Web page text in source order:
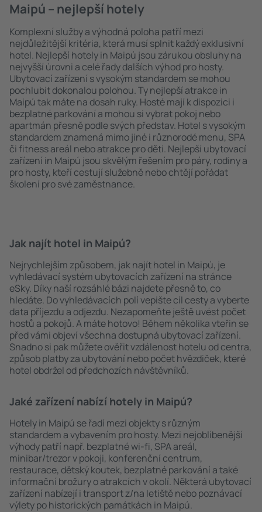
Maipú – nejlepší hotely
Komplexní služby a výhodná poloha patří mezi
nejdůležitější kritéria, která musí splnit každý exklusivní
hotel. Nejlepší hotely in Maipú jsou zárukou obsluhy na
nejvyšší úrovni a celé řady dalších výhod pro hosty.
Ubytovací zařízení s vysokým standardem se mohou
pochlubit dokonalou polohou. Ty nejlepší atrakce in
Maipú tak máte na dosah ruky. Hosté mají k dispozici i
bezplatné parkování a mohou si vybrat pokoj nebo
apartmán přesně podle svých představ. Hotel s vysokým
standardem znamená mimo jiné i různorodé menu, SPA
či fitness areál nebo atrakce pro děti. Nejlepší ubytovací
zařízení in Maipú jsou skvělým řešením pro páry, rodiny a
pro hosty, kteří cestují služebně nebo chtějí pořádat
školení pro své zaměstnance.
Jak najít hotel in Maipú?
Nejrychlejším způsobem, jak najít hotel in Maipú, je
vyhledávací systém ubytovacích zařízení na stránce
eSky. Díky naší rozsáhlé bázi najdete přesně to, co
hledáte. Do vyhledávacích polí vepište cíl cesty a vyberte
data příjezdu a odjezdu. Nezapomeňte ještě uvést počet
hostů a pokojů. A máte hotovo! Během několika vteřin se
před vámi objeví všechna dostupná ubytovací zařízení.
Snadno si pak můžete ověřit vzdálenost hotelu od centra,
způsob platby za ubytování nebo počet hvězdiček, které
hotel obdržel od předchozích návštěvníků.
Jaké zařízení nabízí hotely in Maipú?
Hotely in Maipú se řadí mezi objekty s různým
standardem a vybavením pro hosty. Mezi nejoblíbenější
výhody patří např. bezplatné wi-fi, SPA areál,
minibar/trezor v pokoji, konferenční centrum,
restaurace, dětský koutek, bezplatné parkování a také
informační brožury o atrakcích v okolí. Některá ubytovací
zařízení nabízejí i transport z/na letiště nebo poznávací
výlety po historických památkách in Maipú.